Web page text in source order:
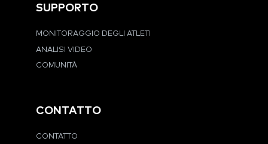
SUPPORTO
MONITORAGGIO DEGLI ATLETI
ANALISI VIDEO
COMUNITÀ
CONTATTO
CONTATTO